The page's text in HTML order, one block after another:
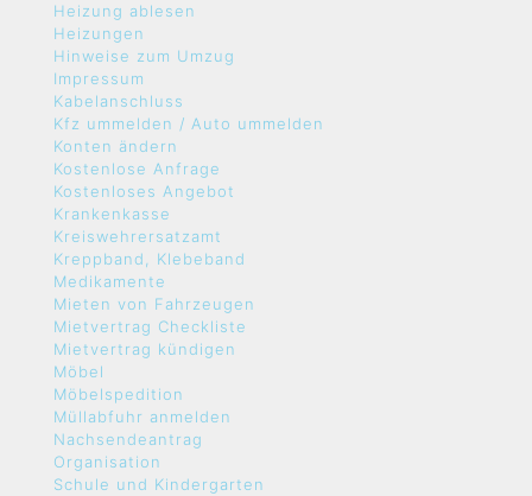
Heizung ablesen
Heizungen
Hinweise zum Umzug
Impressum
Kabelanschluss
Kfz ummelden / Auto ummelden
Konten ändern
Kostenlose Anfrage
Kostenloses Angebot
Krankenkasse
Kreiswehrersatzamt
Kreppband, Klebeband
Medikamente
Mieten von Fahrzeugen
Mietvertrag Checkliste
Mietvertrag kündigen
Möbel
Möbelspedition
Müllabfuhr anmelden
Nachsendeantrag
Organisation
Schule und Kindergarten